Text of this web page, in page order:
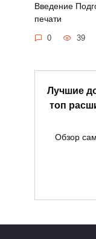
Введение
печати
0 39
Лучшие
топ
Обзор